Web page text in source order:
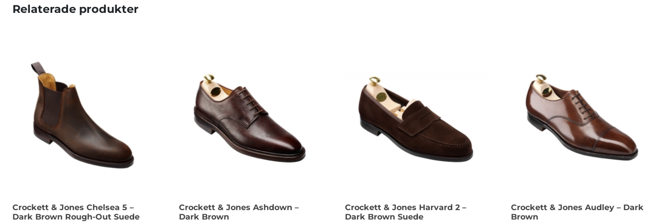
Relaterade produkter
Crockett & Jones Chelsea 5 –
Dark Brown Rough-Out Suede
Crockett & Jones Ashdown –
Dark Brown
Crockett & Jones Harvard 2 –
Dark Brown Suede
Crockett & Jones Audley – Dark
Brown